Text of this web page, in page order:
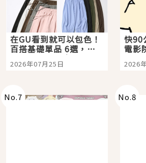
在GU看到就可以包色！
百搭基礎單品 6選，閉
眼全收也不心疼
2026年07月25日
快90
電影
嗎
「打
2026
No.7 No.8